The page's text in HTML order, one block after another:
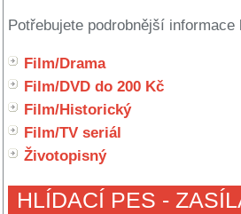
Potřebujete podrobnější
Film/Drama
Film/DVD do 200 Kč
Film/Historický
Film/TV seriál
Životopisný
HLÍDACÍ PES -